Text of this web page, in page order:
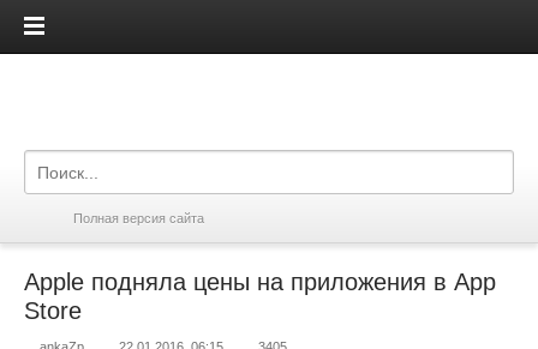
iPadis.ru
Полная версия сайта
Apple подняла цены на приложения в App
Store